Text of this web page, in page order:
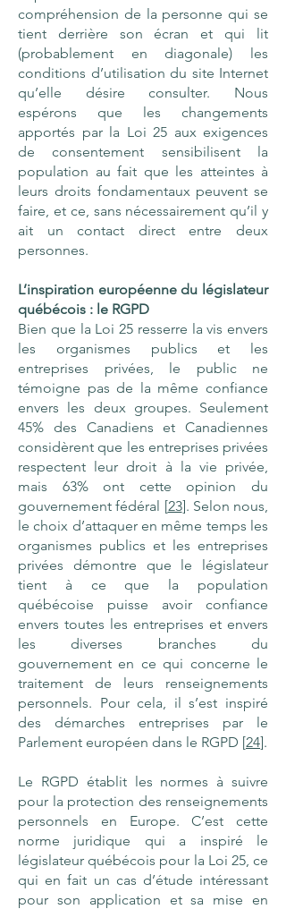
compréhension de la personne qui se
tient derrière son écran et qui lit
(probablement en diagonale) les
conditions d’utilisation du site Internet
qu’elle désire consulter. Nous
espérons que les changements
apportés par la Loi 25 aux exigences
de consentement sensibilisent la
population au fait que les atteintes à
leurs droits fondamentaux peuvent se
faire, et ce, sans nécessairement qu’il y
ait un contact direct entre deux
personnes.
L’inspiration européenne du législateur
québécois : le RGPD
Bien que la Loi 25 resserre la vis envers
les organismes publics et les
entreprises privées, le public ne
témoigne pas de la même confiance
envers les deux groupes. Seulement
45% des Canadiens et Canadiennes
considèrent que les entreprises privées
respectent leur droit à la vie privée,
mais 63% ont cette opinion du
gouvernement fédéral [23]. Selon nous,
le choix d’attaquer en même temps les
organismes publics et les entreprises
privées démontre que le législateur
tient à ce que la population
québécoise puisse avoir confiance
envers toutes les entreprises et envers
les diverses branches du
gouvernement en ce qui concerne le
traitement de leurs renseignements
personnels. Pour cela, il s’est inspiré
des démarches entreprises par le
Parlement européen dans le RGPD [24].
Le RGPD établit les normes à suivre
pour la protection des renseignements
personnels en Europe. C’est cette
norme juridique qui a inspiré le
législateur québécois pour la Loi 25, ce
qui en fait un cas d’étude intéressant
pour son application et sa mise en